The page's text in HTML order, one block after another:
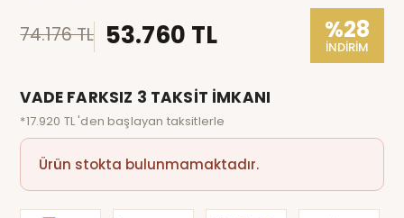
74.176 TL 53.760 TL %28
İNDİRİM
VADE FARKSIZ 3 TAKSİT İMKANI
*17.920 TL 'den başlayan taksitlerle
Ürün stokta bulunmamaktadır.